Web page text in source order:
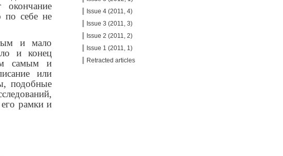
окончание
по себе не
и мало
и конец
самым и
или
подобные
рамки и
Issue 4 (2011, 4)
Issue 3 (2011, 3)
Issue 2 (2011, 2)
Issue 1 (2011, 1)
Retracted articles